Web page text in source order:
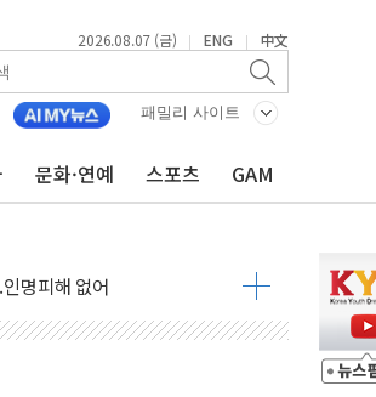
2026.08.07 (금) | ENG | 中文
패밀리 사이트
문화·연예 스포츠 GAM
부터 확보"